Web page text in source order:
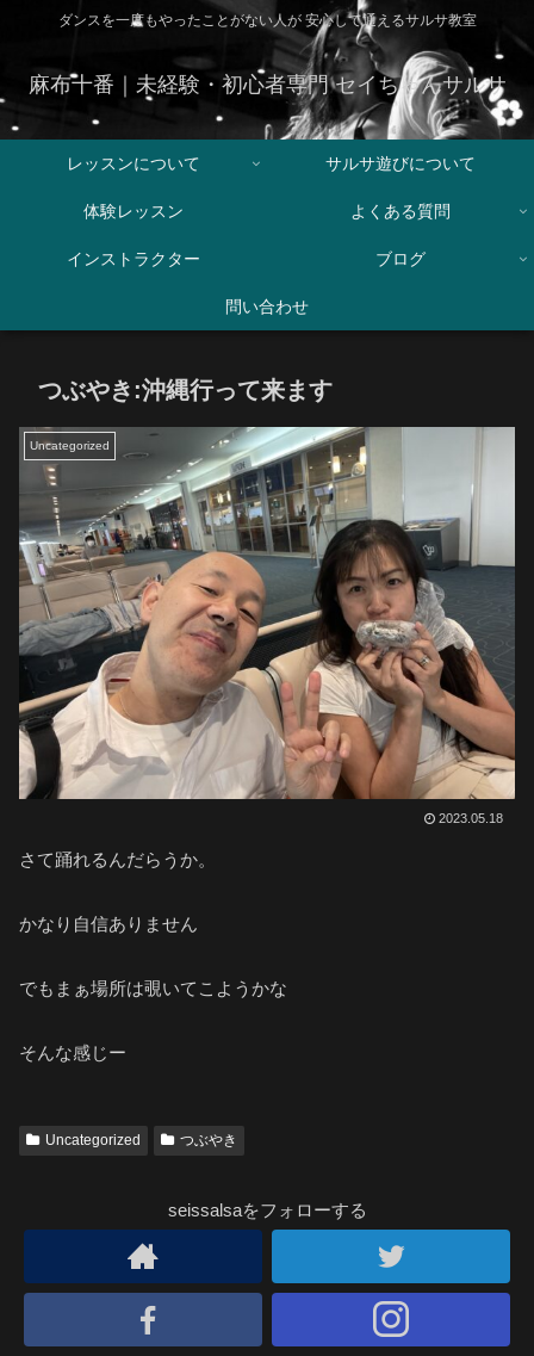
ダンスを一度もやったことがない人が 安心して通えるサルサ教室
麻布十番｜未経験・初心者専門 セイちゃんサルサ
レッスンについて サルサ遊びについて
体験レッスン よくある質問
インストラクター ブログ
問い合わせ
つぶやき:沖縄行って来ます
Uncategorized
2023.05.18
さて踊れるんだらうか。
かなり自信ありません
でもまぁ場所は覗いてこようかな
そんな感じー
Uncategorized つぶやき
seissalsaをフォローする